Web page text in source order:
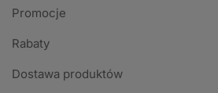
Promocje
Rabaty
Dostawa produktów